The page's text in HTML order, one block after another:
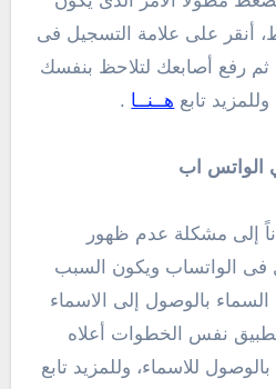
على علامة التسجيل فى
ثم رفع أصابعك لتلاحظ بنفسك
تابع هــنــا .
الواتس اب
إلى مشكلة عدم ظهور
فى الواتساب ويكون السبب
بالوصول إلى الاسماء
نفس الخطوات أعلاه
للاسماء، وللمزيد تابع